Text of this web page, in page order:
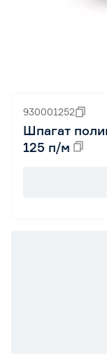
930001252
Шпагат
125 п/м